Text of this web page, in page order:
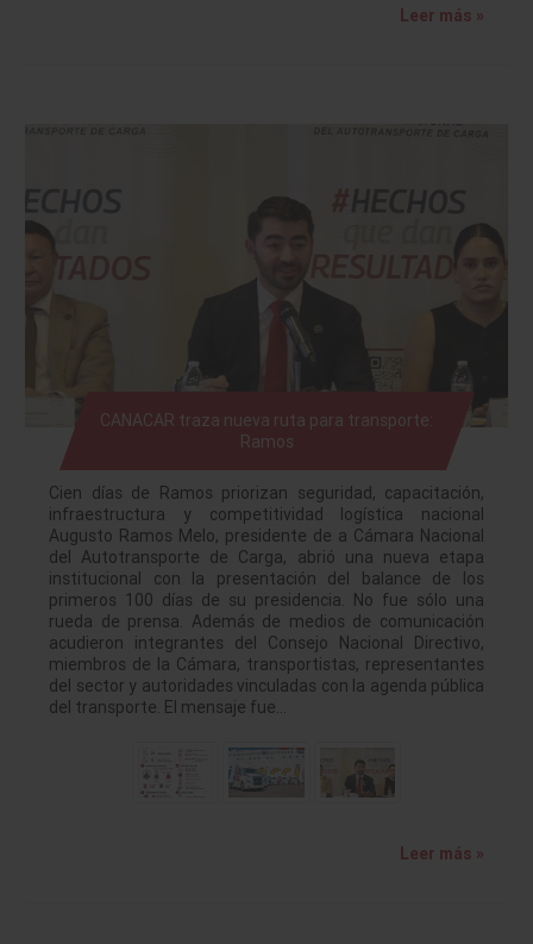
Leer más »
CANACAR traza nueva ruta para transporte:
Ramos
Cien días de Ramos priorizan seguridad, capacitación,
infraestructura y competitividad logística nacional
Augusto Ramos Melo, presidente de a Cámara Nacional
del Autotransporte de Carga, abrió una nueva etapa
institucional con la presentación del balance de los
primeros 100 días de su presidencia. No fue sólo una
rueda de prensa. Además de medios de comunicación
acudieron integrantes del Consejo Nacional Directivo,
miembros de la Cámara, transportistas, representantes
del sector y autoridades vinculadas con la agenda pública
del transporte. El mensaje fue…
Leer más »